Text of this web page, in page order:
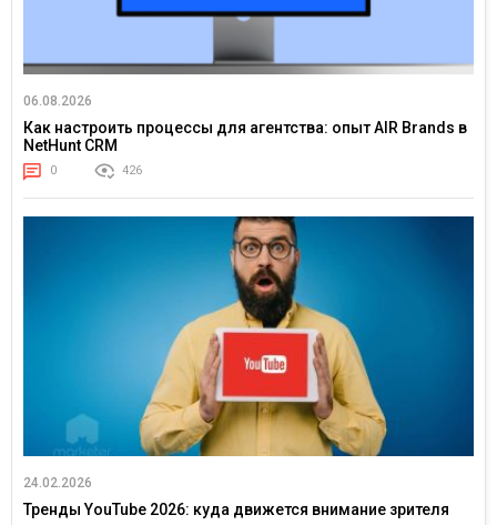
06.08.2026
Как настроить процессы для агентства: опыт AIR Brands в
NetHunt CRM
0 426
24.02.2026
Тренды YouTube 2026: куда движется внимание зрителя